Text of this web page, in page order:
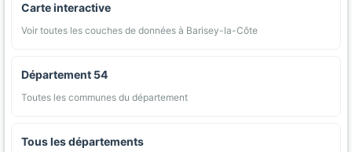
Carte interactive
Voir toutes les couches de données à Barisey-la-Côte
Département 54
Toutes les communes du département
Tous les départements